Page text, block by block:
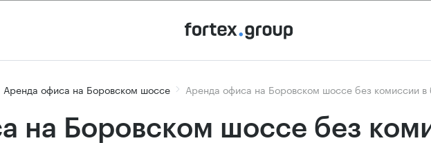
Аренда офиса на Боровском шоссе Аренда офиса на Боровском шоссе без комиссии в
на Боровском шоссе без